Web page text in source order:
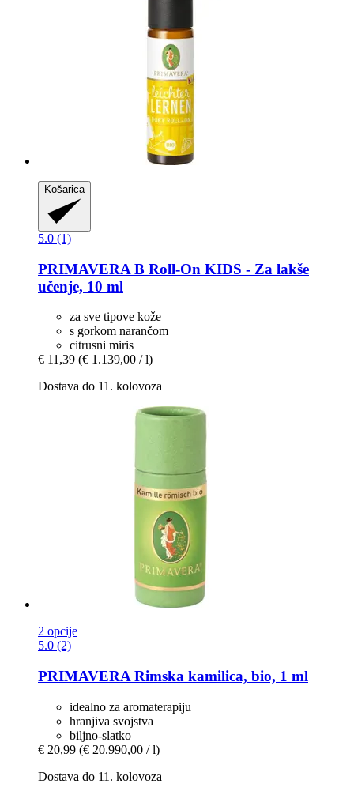
Košarica
5.0 (1)
PRIMAVERA B Roll-​On KIDS -​ Za lakše
učenje, 10 ml
za sve tipove kože
s gorkom narančom
citrusni miris
€ 11,39 (€ 1.139,00 / l)
Dostava do 11. kolovoza
2 opcije
5.0 (2)
PRIMAVERA Rimska kamilica, bio, 1 ml
idealno za aromaterapiju
hranjiva svojstva
biljno-slatko
€ 20,99 (€ 20.990,00 / l)
Dostava do 11. kolovoza